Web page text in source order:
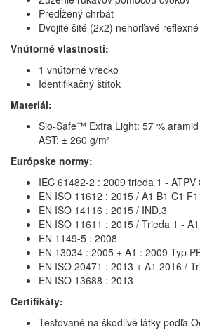
Predĺžený chrbát
Dvojité šité (2x2) nehorľavé
Vnútorné vlastnosti:
1 vnútorné vrecko
Identifikačný štítok
Materiál:
Sio-Safe™ Extra Light: 57 %
AST; ± 260 g/m²
Európske normy:
IEC 61482-2 : 2009 trieda 1 - ATPV
EN ISO 11612 : 2015 / A1 B1 C1 F1
EN ISO 14116 : 2015 / IND.3
EN ISO 11611 : 2015 / Trieda 1 - A1
EN 1149-5 : 2008
EN 13034 : 2005 + A1 : 2009 Typ
EN ISO 20471 : 2013 + A1 2016 /
EN ISO 13688 : 2013
Certifikáty:
Testované na škodlivé látky podľa